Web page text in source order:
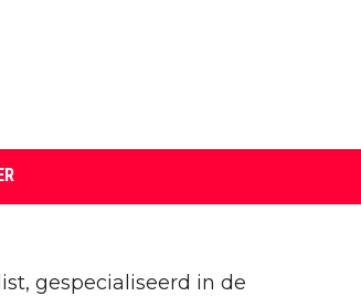
gespecialiseerd in de